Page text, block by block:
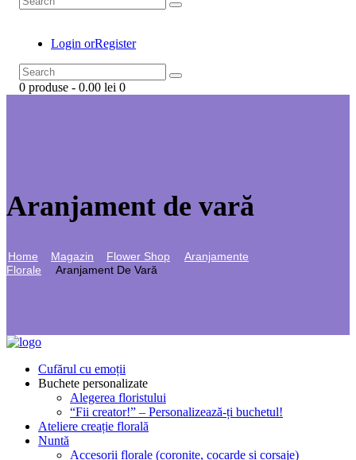
Login orRegister
0 produse - 0.00 lei 0
Aranjament de vară
Home Magazin Flower Shop
Aranjamente
Florale
Aranjament De Vară
Cufărul cu emoții
Buchete personalizate
Alegerea floristului
“Fii creator!” – Personalizează-ți buchetul!
Ateliere creație florală
Nuntă
Accesorii florale (coronițe, cocarde și corsaje)